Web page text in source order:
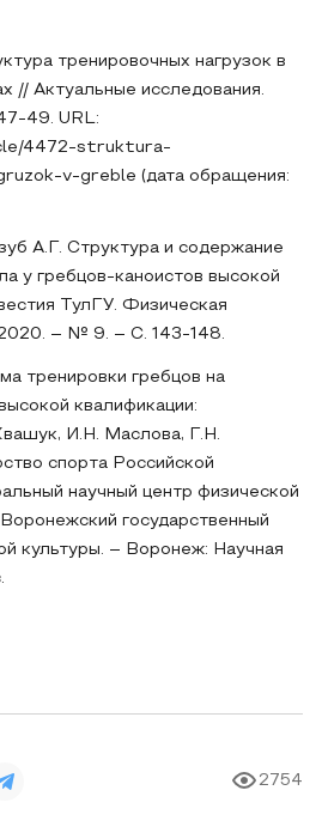
тренировочных нагрузок в
// Актуальные исследования.
49. URL:
4472-struktura-
v-greble (дата обращения:
А.Г. Структура и содержание
у гребцов-каноистов высокой
ТулГУ. Физическая
2020. – № 9. – С. 143-148.
тренировки гребцов на
квалификации:
И.Н. Маслова, Г.Н.
спорта Российской
научный центр физической
государственный
культуры. – Воронеж: Научная
2754